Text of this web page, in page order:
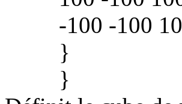
-100 -100
}
}